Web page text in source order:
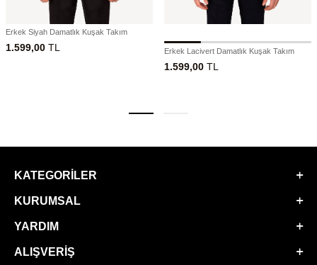
Erkek Siyah Damatlık Kuşak Takım
1.599,00 TL Erkek Lacivert Damatlık Kuşak Takım
1.599,00 TL
KATEGORILER
KURUMSAL
YARDIM
ALIŞVERIŞ